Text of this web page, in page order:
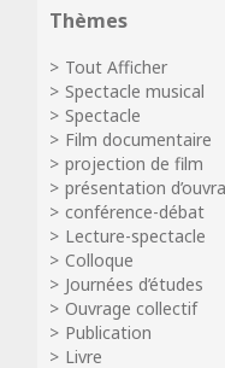
Thèmes
Tout Afficher
Spectacle musical
Spectacle
Film documentaire
projection de film
présentation
conférence-débat
Lecture-spectacle
Colloque
Journées d’études
Ouvrage collectif
Publication
Livre